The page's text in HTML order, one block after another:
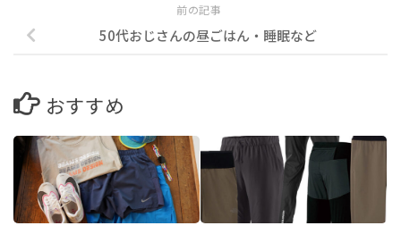
前の記事
50代おじさんの昼ごはん・睡眠など
おすすめ